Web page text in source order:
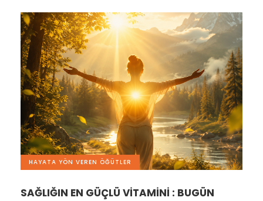
HAYATA YÖN VEREN ÖĞÜTLER
SAĞLIĞIN EN GÜÇLÜ VİTAMİNİ : BUGÜN